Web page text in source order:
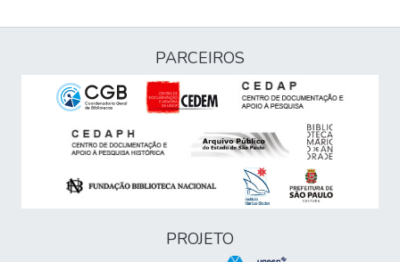
PARCEIROS
PROJETO